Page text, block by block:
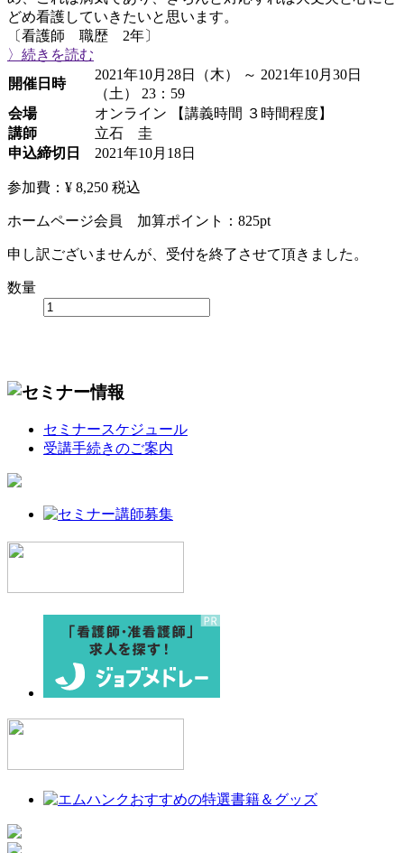
どめ看護していきたいと思います。
〔看護師 職歴 2年〕
〉続きを読む
開催日時
2021年10月28日（木） ～ 2021年10月30日
（土） 23：59
会場
オンライン 【講義時間 ３時間程度】
講師
立石 圭
申込締切日
2021年10月18日
参加費：¥ 8,250 税込
ホームページ会員 加算ポイント： 825pt
申し訳ございませんが、受付を終了させて頂きました。
数量
セミナースケジュール
受講手続きのご案内